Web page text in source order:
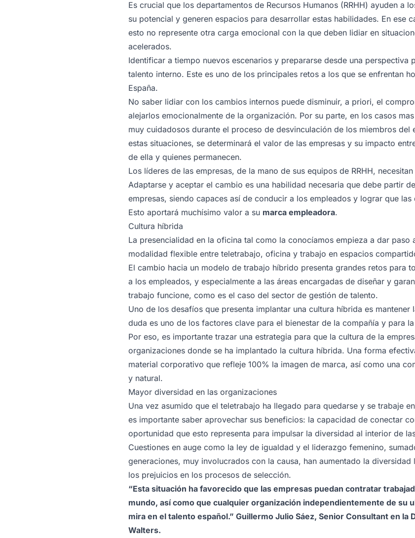
Es crucial que los departamentos de Recursos Humanos (RRHH) ayuden a
su potencial y generen espacios para desarrollar estas habilidades. En ese
esto no represente otra carga emocional con la que deben lidiar en
acelerados.
Identificar a tiempo nuevos escenarios y prepararse desde una perspectiva
talento interno. Este es uno de los principales retos a los que se enfrentan
España.
No saber lidiar con los cambios internos puede disminuir, a priori, el
alejarlos emocionalmente de la organización. Por su parte, en los casos
muy cuidadosos durante el proceso de desvinculación de los miembros del
estas situaciones, se determinará el valor de las empresas y su impacto
de ella y quienes permanecen.
Los líderes de las empresas, de la mano de sus equipos de RRHH,
Adaptarse y aceptar el cambio es una habilidad necesaria que debe partir
empresas, siendo capaces así de conducir a los empleados y lograr que
Esto aportará muchísimo valor a su marca empleadora.
Cultura híbrida
La presencialidad en la oficina tal como la conocíamos empieza a dar paso
modalidad flexible entre teletrabajo, oficina y trabajo en espacios
El cambio hacia un modelo de trabajo híbrido presenta grandes retos para
a los empleados, y especialmente a las áreas encargadas de diseñar y
trabajo funcione, como es el caso del sector de gestión de talento.
Uno de los desafíos que presenta implantar una cultura híbrida es mantener
duda es uno de los factores clave para el bienestar de la compañía y para
Por eso, es importante trazar una estrategia para que la cultura de la
organizaciones donde se ha implantado la cultura híbrida. Una forma
material corporativo que refleje 100% la imagen de marca, así como una
y natural.
Mayor diversidad en las organizaciones
Una vez asumido que el teletrabajo ha llegado para quedarse y se trabaje
es importante saber aprovechar sus beneficios: la capacidad de conectar
oportunidad que esto representa para impulsar la diversidad al interior de
Cuestiones en auge como la ley de igualdad y el liderazgo femenino,
generaciones, muy involucrados con la causa, han aumentado la
los prejuicios en los procesos de selección.
“Esta situación ha favorecido que las empresas puedan contratar
mundo, así como que cualquier organización independientemente de su
mira en el talento español.” Guillermo Julio Sáez, Senior Consultant en la
Walters.